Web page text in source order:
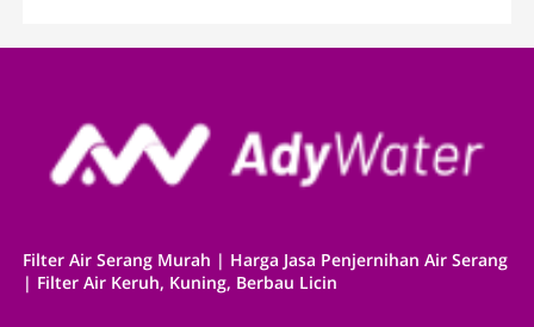
Filter Air Serang Murah | Harga Jasa Penjernihan Air Serang
| Filter Air Keruh, Kuning, Berbau Licin